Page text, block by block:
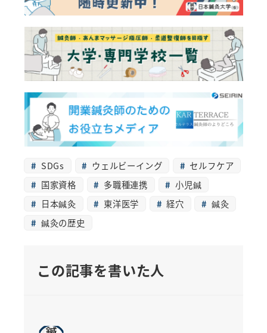
SDGs ウェルビーイング
セルフケア
国家資格
多職種連携
小児鍼
日本鍼灸
東洋医学 経穴
鍼灸
鍼灸の歴史
この記事を書いた人